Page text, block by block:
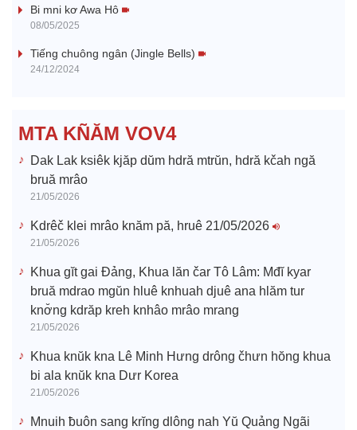
i
o
Bi mni kơ Awa Hô
08/05/2025
Tiếng chuông ngân (Jingle Bells)
24/12/2024
MTA KÑĂM VOV4
Dak Lak ksiêk kjăp dŭm hdră mtrŭn, hdră kčah ngă
bruă mrâo
21/05/2026
Kdrêč klei mrâo knăm pă, hruê 21/05/2026
21/05/2026
Khua gĭt gai Đảng, Khua lăn čar Tô Lâm: Mđĭ kyar
bruă mdrao mgŭn hluê knhuah djuê ana hlăm tur
knơ̆ng kdrăp kreh knhâo mrâo mrang
21/05/2026
Khua knŭk kna Lê Minh Hưng drông čhưn hŏng khua
bi ala knŭk kna Dưr Korea
21/05/2026
Mnuih ƀuôn sang krĭng dlông nah Yŭ Quảng Ngãi